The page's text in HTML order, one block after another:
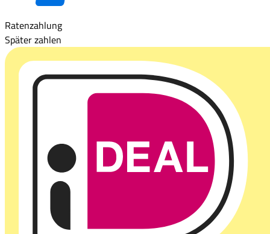
Ratenzahlung
Später zahlen